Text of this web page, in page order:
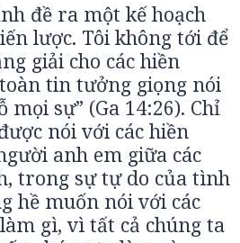
đề ra một kế hoạch
lược. Tôi không tới để
giải cho các hiền
tin tưởng giọng nói
mọi sự” (Ga 14:26). Chỉ
nói với các hiền
anh em giữa các
trong sự tự do của tình
hề muốn nói với các
gì, vì tất cả chúng ta